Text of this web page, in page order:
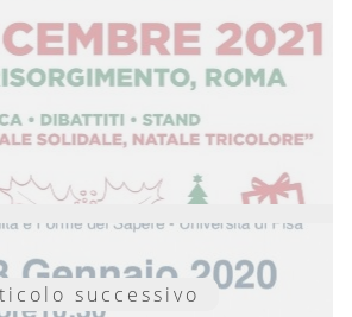
successivo